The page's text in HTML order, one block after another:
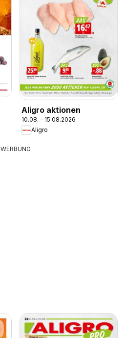
Aligro aktionen
10.08. - 15.08.2026
Aligro
WERBUNG